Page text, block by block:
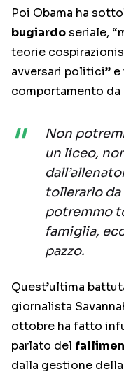
Poi Obama ha
bugiardoseriale,
teorie
avversari politici” e
comportamento da
Non
un liceo,
tollerarlo
potremmo
famiglia,
pazzo.
Quest’ultima
giornalista
ottobre ha fatto
parlato del
dalla gestione